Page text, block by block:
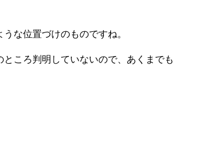
な位置づけのものですね。
ころ判明していないので、あくまでも